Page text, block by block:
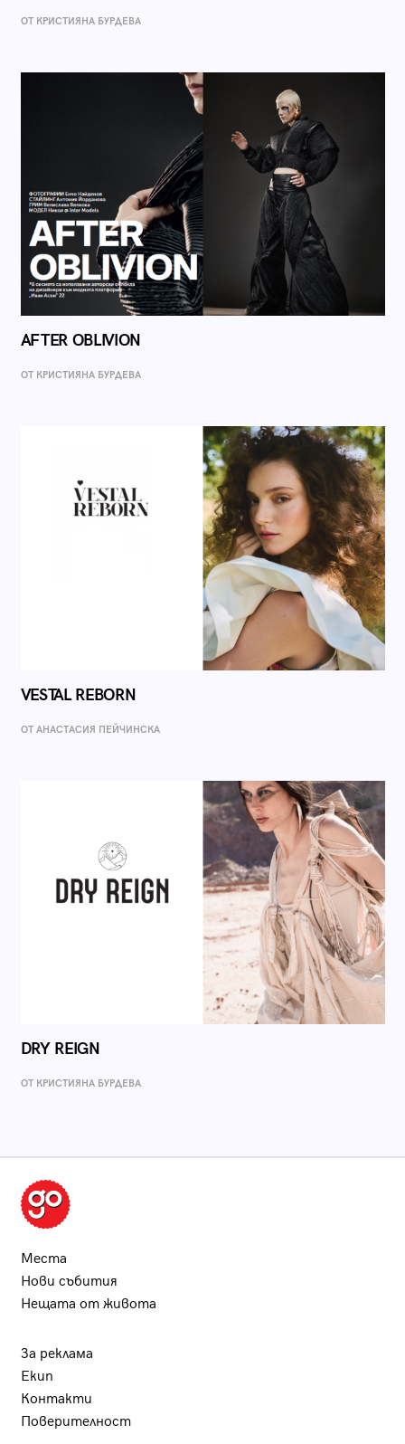
ОТ КРИСТИЯНА БУРДЕВА
AFTER OBLIVION
ОТ КРИСТИЯНА БУРДЕВА
VESTAL REBORN
ОТ AНАСТАСИЯ ПЕЙЧИНСКА
DRY REIGN
ОТ КРИСТИЯНА БУРДЕВА
Места
Нови събития
Нещата от живота
За реклама
Екип
Контакти
Поверителност